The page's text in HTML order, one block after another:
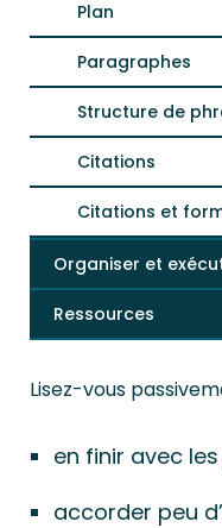
Plan
Paragraphes
Structure de
Citations
Citations et
Organiser et
Ressources
Lisez-vous
en finir avec
accorder peu